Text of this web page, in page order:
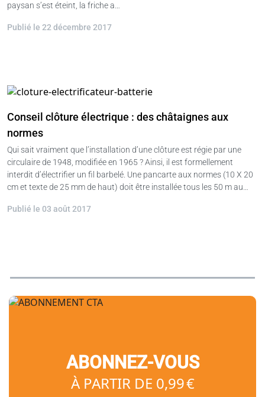
paysan s’est éteint, la friche a…
Publié le 22 décembre 2017
Conseil clôture électrique : des châtaignes aux
normes
Qui sait vraiment que l’installation d’une clôture est régie par une
circulaire de 1948, modifiée en 1965 ? Ainsi, il est formellement
interdit d’électrifier un fil barbelé. Une pancarte aux normes (10 X 20
cm et texte de 25 mm de haut) doit être installée tous les 50 m au…
Publié le 03 août 2017
ABONNEZ-VOUS
À PARTIR DE 0,99 €